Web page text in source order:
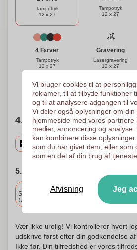
Tampotryk
12 x 27
Tampotryk
12 x 27
4 Farver
Tampotryk
12 x 27
Gravering
Lasergravering
12 x 27
Brug for hjælp?Hjælp mig
4. Vælg mængden
5. Vælg forsendelsesdato
Standard levering
Upload og godkend dine filer i morgen før
Vær ikke urolig! Vi kontrollerer hvert
udskrive først efter din godkendelse af
Ikke før. Din tilfredshed er vores
Vi bruger cookies til at
reklamer, til at tilbyde funktioner
og til at analysere adgangen til
Vi deler også oplysninger om din
hjemmeside med vores partnere
medier, annoncering og analyse.
kan kombinere disse oplysninger
som du har givet dem, eller som
som en del af din brug af
Afvisning Jeg